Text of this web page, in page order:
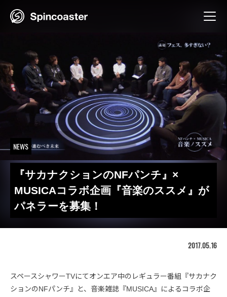
NEWS
『サカナクションのNFパンチ』×
MUSICAコラボ企画『音楽のススメ』が
パネラーを募集！
2017.05.16
スペースシャワーTVにてオンエア中のレギュラー番組『サカナク
ションのNFパンチ』と、音楽雑誌『MUSICA』によるコラボ企